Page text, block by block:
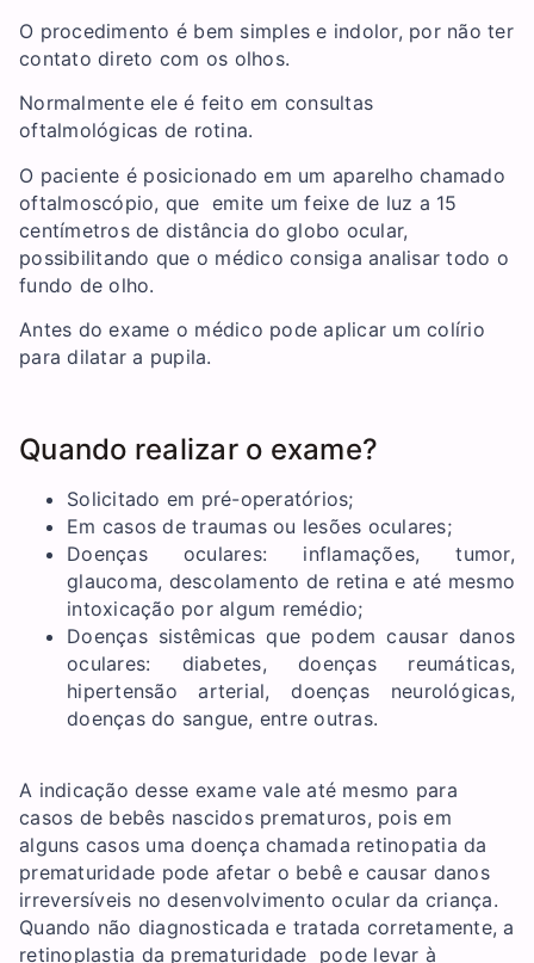
O procedimento é bem simples e indolor, por não ter
contato direto com os olhos.
Normalmente ele é feito em consultas
oftalmológicas de rotina.
O paciente é posicionado em um aparelho chamado
oftalmoscópio, que emite um feixe de luz a 15
centímetros de distância do globo ocular,
possibilitando que o médico consiga analisar todo o
fundo de olho.
Antes do exame o médico pode aplicar um colírio
para dilatar a pupila.
Quando realizar o exame?
Solicitado em pré-operatórios;
Em casos de traumas ou lesões oculares;
Doenças oculares: inflamações, tumor,
glaucoma, descolamento de retina e até mesmo
intoxicação por algum remédio;
Doenças sistêmicas que podem causar danos
oculares: diabetes, doenças reumáticas,
hipertensão arterial, doenças neurológicas,
doenças do sangue, entre outras.
A indicação desse exame vale até mesmo para
casos de bebês nascidos prematuros, pois em
alguns casos uma doença chamada retinopatia da
prematuridade pode afetar o bebê e causar danos
irreversíveis no desenvolvimento ocular da criança.
Quando não diagnosticada e tratada corretamente, a
retinoplastia da prematuridade pode levar à